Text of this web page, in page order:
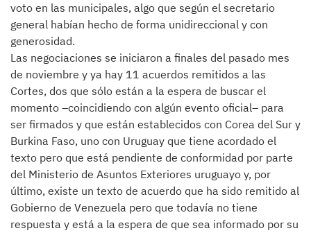
voto en las municipales, algo que según el secretario
general habían hecho de forma unidireccional y con
generosidad.
Las negociaciones se iniciaron a finales del pasado mes
de noviembre y ya hay 11 acuerdos remitidos a las
Cortes, dos que sólo están a la espera de buscar el
momento –coincidiendo con algún evento oficial– para
ser firmados y que están establecidos con Corea del Sur y
Burkina Faso, uno con Uruguay que tiene acordado el
texto pero que está pendiente de conformidad por parte
del Ministerio de Asuntos Exteriores uruguayo y, por
último, existe un texto de acuerdo que ha sido remitido al
Gobierno de Venezuela pero que todavía no tiene
respuesta y está a la espera de que sea informado por su